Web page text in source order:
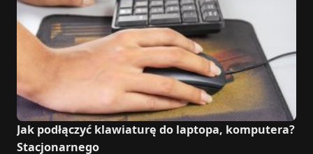
Jak podłączyć klawiaturę do laptopa, komputera?
Stacjonarnego